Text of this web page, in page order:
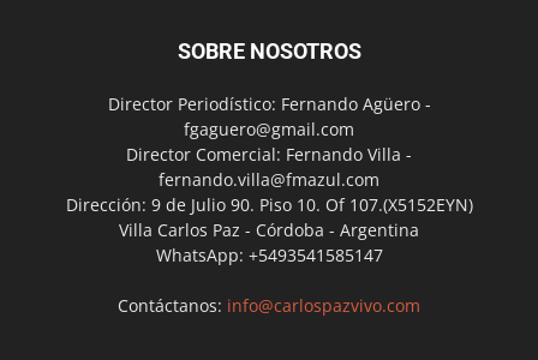
SOBRE NOSOTROS
Director Periodístico: Fernando Agüero -
fgaguero@gmail.com
Director Comercial: Fernando Villa -
fernando.villa@fmazul.com
Dirección: 9 de Julio 90. Piso 10. Of 107.(X5152EYN)
Villa Carlos Paz - Córdoba - Argentina
WhatsApp: +5493541585147
Contáctanos: info@carlospazvivo.com